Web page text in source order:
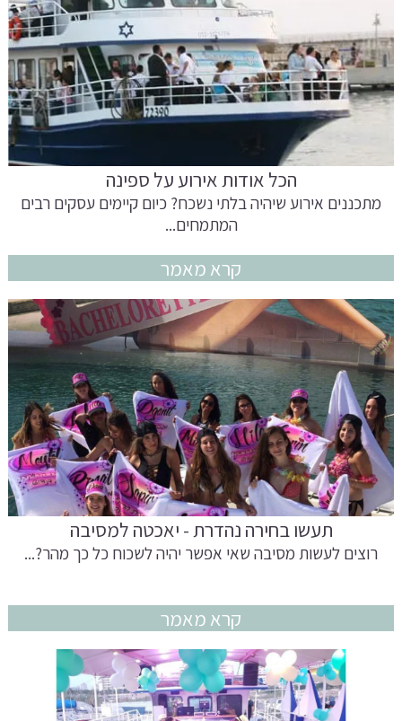
הכל אודות אירוע על ספינה
מתכננים אירוע שיהיה בלתי נשכח? כיום קיימים עסקים רבים
המתמחים...
קרא מאמר
תעשו בחירה נהדרת - יאכטה למסיבה
רוצים לעשות מסיבה שאי אפשר יהיה לשכוח כל כך מהר?...
קרא מאמר